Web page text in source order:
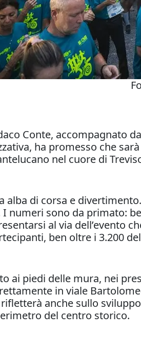
Conte, accompagnato
ha promesso che
nel cuore di
alba di corsa e
I numeri sono da primato:
al via dell’evento
ben oltre i 3.200
ai piedi delle mura, nei
in viale
anche sullo
del centro storico.